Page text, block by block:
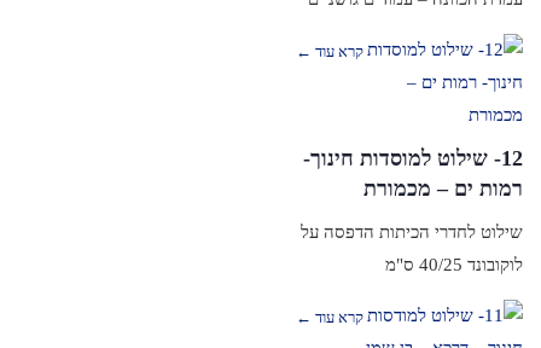
קרא עוד ←
12- שילוט למוסדות חינוך-
רמות ים – מכמורת
שילוט לחדרי הכיתות הדפסה על
לוקובונד 40/25 ס"מ
קרא עוד ←